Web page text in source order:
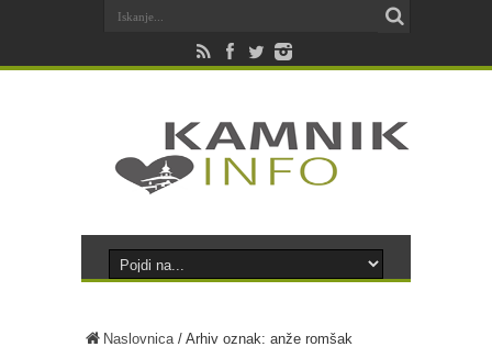
Naslovnica/ Arhiv oznak: anže romšak